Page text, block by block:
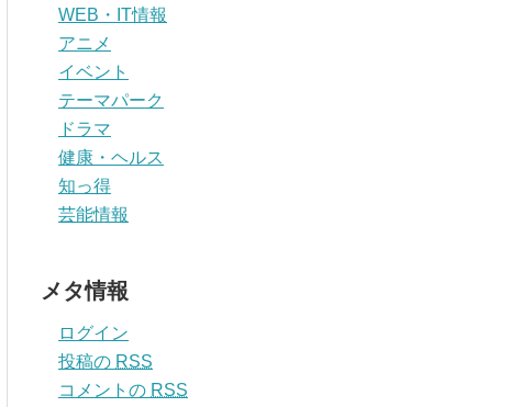
WEB・IT情報
アニメ
イベント
テーマパーク
ドラマ
健康・ヘルス
知っ得
芸能情報
メタ情報
ログイン
投稿の RSS
コメントの RSS